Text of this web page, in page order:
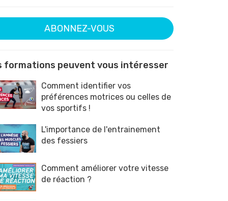
ABONNEZ-VOUS
formations peuvent vous intéresser
Comment identifier vos
préférences motrices ou celles de
vos sportifs !
L'importance de l'entrainement
des fessiers
Comment améliorer votre vitesse
de réaction ?